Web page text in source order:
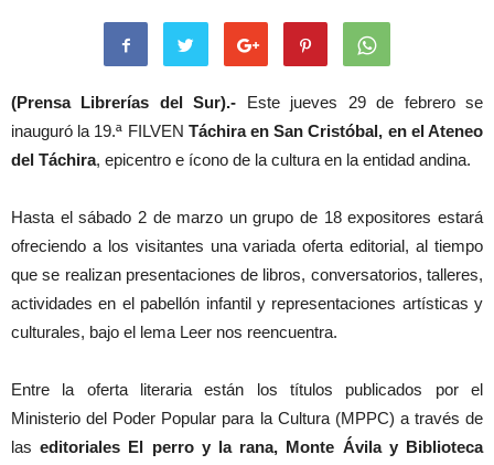
(Prensa Librerías del Sur).- Este jueves 29 de febrero se
inauguró la 19.ª FILVEN Táchira en San Cristóbal, en el Ateneo
del Táchira, epicentro e ícono de la cultura en la entidad andina.
Hasta el sábado 2 de marzo un grupo de 18 expositores estará
ofreciendo a los visitantes una variada oferta editorial, al tiempo
que se realizan presentaciones de libros, conversatorios, talleres,
actividades en el pabellón infantil y representaciones artísticas y
culturales, bajo el lema Leer nos reencuentra.
Entre la oferta literaria están los títulos publicados por el
Ministerio del Poder Popular para la Cultura (MPPC) a través de
laseditoriales El perro y la rana, Monte Ávila y Biblioteca